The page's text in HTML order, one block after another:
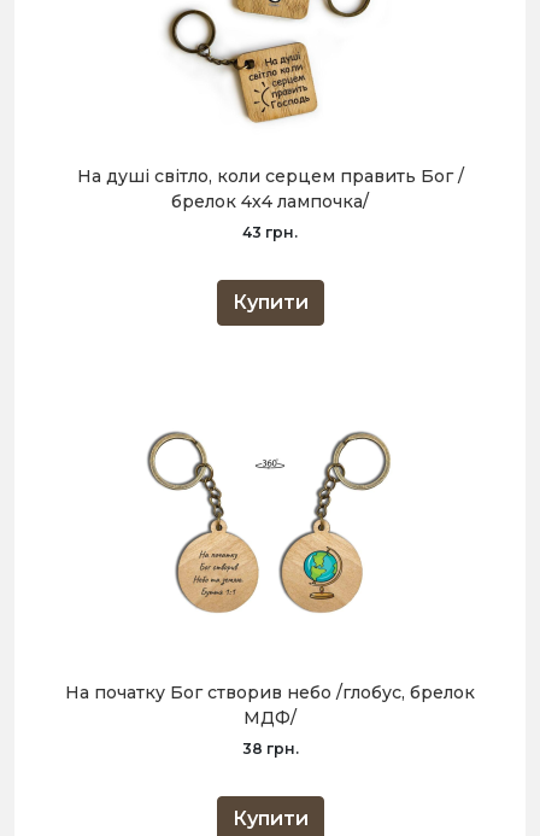
На душі світло, коли серцем править Бог /
брелок 4х4 лампочка/
43 грн.
Купити
На початку Бог створив небо /глобус, брелок
МДФ/
38 грн.
Купити